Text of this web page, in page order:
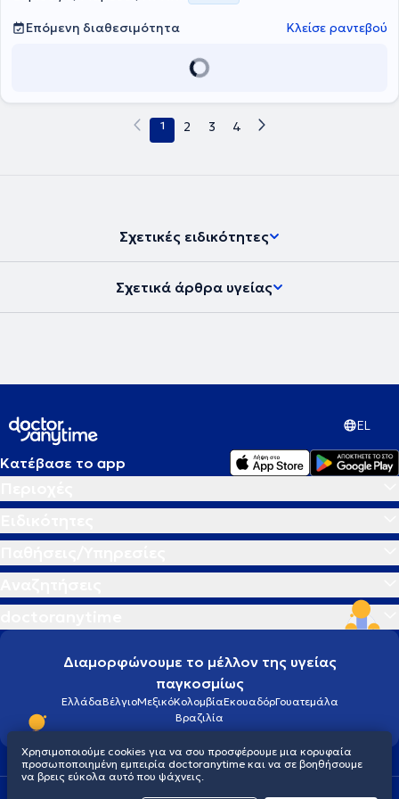
Επόμενη διαθεσιμότητα Κλείσε ραντεβού
1 2 3 4
Σχετικές ειδικότητες
Σχετικά άρθρα υγείας
EL
Κατέβασε το app
Διαμορφώνουμε το μέλλον της υγείας
παγκοσμίως
ΕλλάδαΒέλγιοΜεξικόΚολομβίαΕκουαδόρΓουατεμάλα
Βραζιλία
Πολιτική προστασίας προσωπικού απορρήτου
Χρησιμοποιούμε cookies για να σου προσφέρουμε μια κορυφαία
προσωποποιημένη εμπειρία doctoranytime και να σε βοηθήσουμε
να βρεις εύκολα αυτό που ψάχνεις.